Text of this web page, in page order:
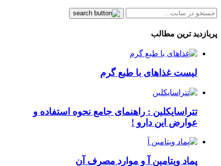
پربازدید ترین مطالب
لیست غذاهای با طبع گرم
تتراسایکلین : راهنمای جامع نحوه استفاده و
عوارض این دارو !
پماد ویتامین آ و موارد مصرف آن